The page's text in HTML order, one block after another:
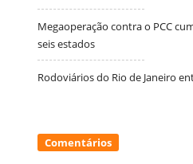
Megaoperação contra o PCC
seis estados
Rodoviários do Rio de Janeiro
Comentários